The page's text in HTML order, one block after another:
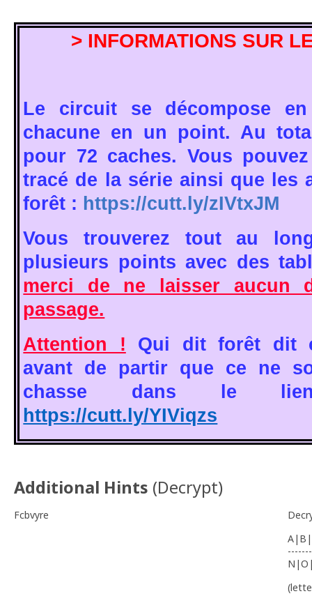
> INFORMATIONS SUR
Le circuit se décompose
chacune en un point. Au
pour 72 caches. Vous
tracé de la série ainsi que les
forêt : https://cutt.ly/zIVtxJM
Vous trouverez tout au
plusieurs points avec des
merci de ne laisser aucun
passage.
Attention !
Qui dit forêt dit
avant de partir que ce ne
chasse dans le
https://cutt.ly/YIViqzs
Additional Hints (Decrypt)
Fcbvyre